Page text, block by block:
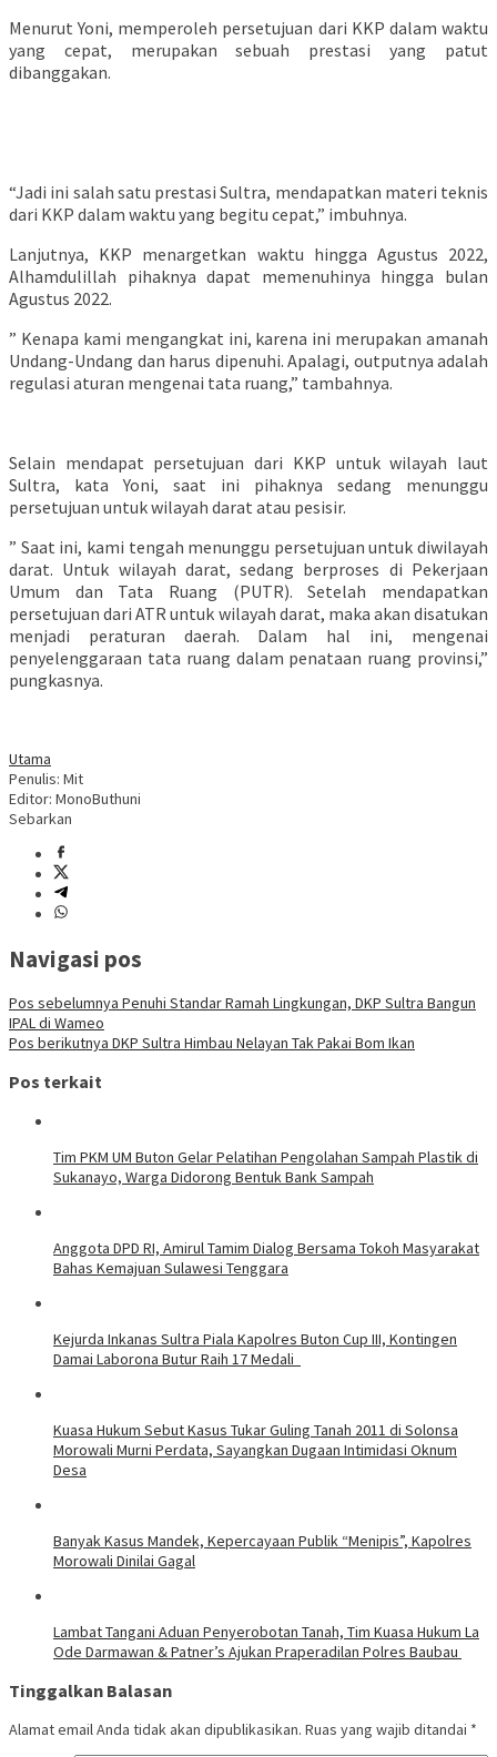
Menurut Yoni, memperoleh persetujuan dari KKP dalam waktu
yang cepat, merupakan sebuah prestasi yang patut
dibanggakan.
“Jadi ini salah satu prestasi Sultra, mendapatkan materi teknis
dari KKP dalam waktu yang begitu cepat,” imbuhnya.
Lanjutnya, KKP menargetkan waktu hingga Agustus 2022,
Alhamdulillah pihaknya dapat memenuhinya hingga bulan
Agustus 2022.
” Kenapa kami mengangkat ini, karena ini merupakan amanah
Undang-Undang dan harus dipenuhi. Apalagi, outputnya adalah
regulasi aturan mengenai tata ruang,” tambahnya.
Selain mendapat persetujuan dari KKP untuk wilayah laut
Sultra, kata Yoni, saat ini pihaknya sedang menunggu
persetujuan untuk wilayah darat atau pesisir.
” Saat ini, kami tengah menunggu persetujuan untuk diwilayah
darat. Untuk wilayah darat, sedang berproses di Pekerjaan
Umum dan Tata Ruang (PUTR). Setelah mendapatkan
persetujuan dari ATR untuk wilayah darat, maka akan disatukan
menjadi peraturan daerah. Dalam hal ini, mengenai
penyelenggaraan tata ruang dalam penataan ruang provinsi,”
pungkasnya.
Utama
Penulis: Mit
Editor: MonoButhuni
Sebarkan
Navigasi pos
Pos sebelumnya Penuhi Standar Ramah Lingkungan, DKP Sultra Bangun
IPAL di Wameo
Pos berikutnya DKP Sultra Himbau Nelayan Tak Pakai Bom Ikan
Pos terkait
Tim PKM UM Buton Gelar Pelatihan Pengolahan Sampah Plastik di
Sukanayo, Warga Didorong Bentuk Bank Sampah
Anggota DPD RI, Amirul Tamim Dialog Bersama Tokoh Masyarakat
Bahas Kemajuan Sulawesi Tenggara
Kejurda Inkanas Sultra Piala Kapolres Buton Cup III, Kontingen
Damai Laborona Butur Raih 17 Medali
Kuasa Hukum Sebut Kasus Tukar Guling Tanah 2011 di Solonsa
Morowali Murni Perdata, Sayangkan Dugaan Intimidasi Oknum
Desa
Banyak Kasus Mandek, Kepercayaan Publik “Menipis”, Kapolres
Morowali Dinilai Gagal
Lambat Tangani Aduan Penyerobotan Tanah, Tim Kuasa Hukum La
Ode Darmawan & Patner’s Ajukan Praperadilan Polres Baubau
Tinggalkan Balasan
Alamat email Anda tidak akan dipublikasikan. Ruas yang wajib ditandai *